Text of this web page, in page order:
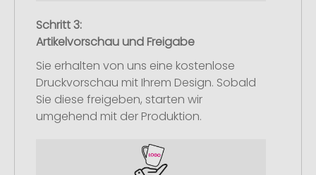
Schritt 3:
Artikelvorschau und Freigabe
Sie erhalten von uns eine kostenlose
Druckvorschau mit Ihrem Design. Sobald
Sie diese freigeben, starten wir
umgehend mit der Produktion.